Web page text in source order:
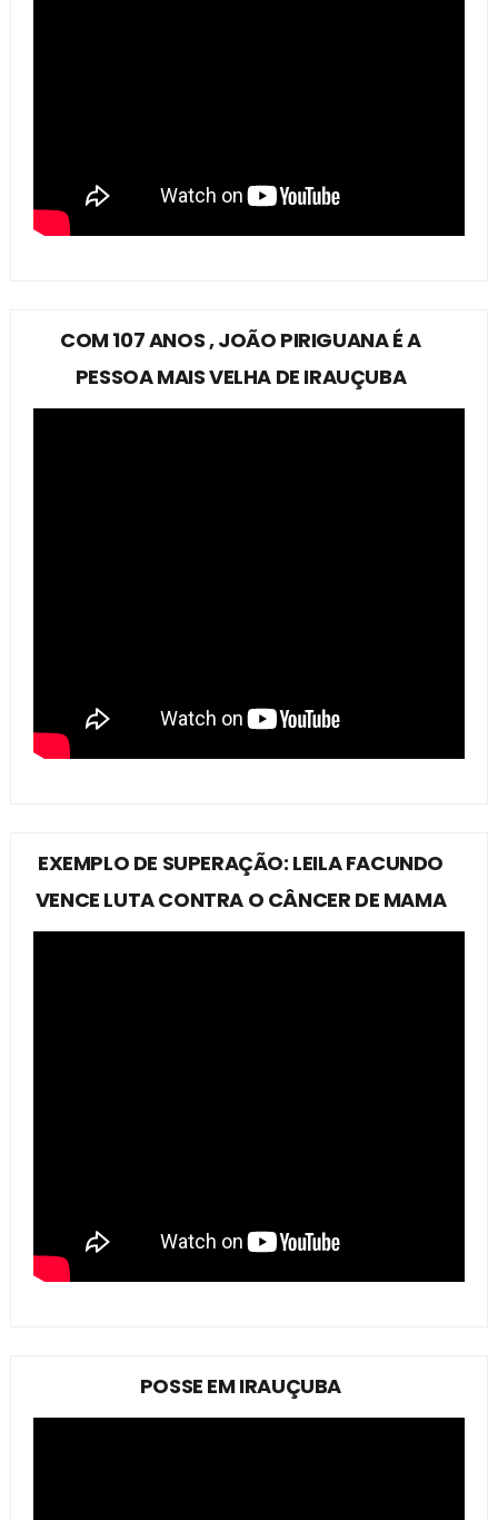
COM 107 ANOS , JOÃO PIRIGUANA É A
PESSOA MAIS VELHA DE IRAUÇUBA
EXEMPLO DE SUPERAÇÃO: LEILA FACUNDO
VENCE LUTA CONTRA O CÂNCER DE MAMA
POSSE EM IRAUÇUBA